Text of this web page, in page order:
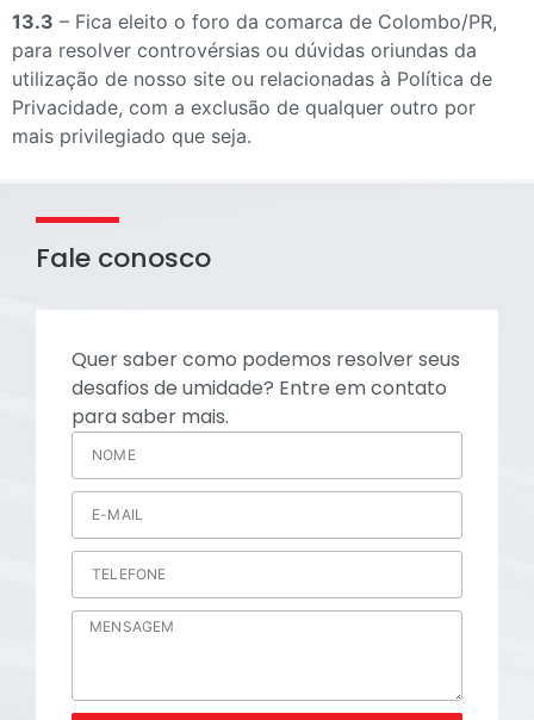
13.3 – Fica eleito o foro da comarca de Colombo/PR,
para resolver controvérsias ou dúvidas oriundas da
utilização de nosso site ou relacionadas à Política de
Privacidade, com a exclusão de qualquer outro por
mais privilegiado que seja.
Quer saber como podemos resolver seus
desafios de umidade? Entre em contato
para saber mais.
Fale conosco